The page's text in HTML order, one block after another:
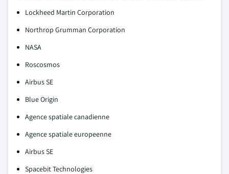
Lockheed Martin Corporation
Northrop Grumman Corporation
NASA
Roscosmos
Airbus SE
Blue Origin
Agence spatiale canadienne
Agence spatiale europeenne
Airbus SE
Spacebit Technologies